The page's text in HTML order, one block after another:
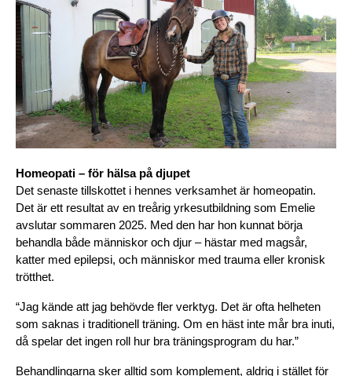
Homeopati – för hälsa på djupet
Det senaste tillskottet i hennes verksamhet är homeopatin.
Det är ett resultat av en treårig yrkesutbildning som Emelie
avslutar sommaren 2025. Med den har hon kunnat börja
behandla både människor och djur – hästar med magsår,
katter med epilepsi, och människor med trauma eller kronisk
trötthet.
“Jag kände att jag behövde fler verktyg. Det är ofta helheten
som saknas i traditionell träning. Om en häst inte mår bra inuti,
då spelar det ingen roll hur bra träningsprogram du har.”
Behandlingarna sker alltid som komplement, aldrig i stället för